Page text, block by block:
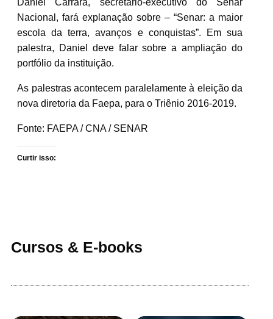
Nacional, fará explanação sobre – “Senar: a maior
escola da terra, avanços e conquistas”. Em sua
palestra, Daniel deve falar sobre a ampliação do
portfólio da instituição.
As palestras acontecem paralelamente à eleição da
nova diretoria da Faepa, para o Triênio 2016-2019.
Fonte: FAEPA / CNA / SENAR
Curtir isso:
Cursos & E-books